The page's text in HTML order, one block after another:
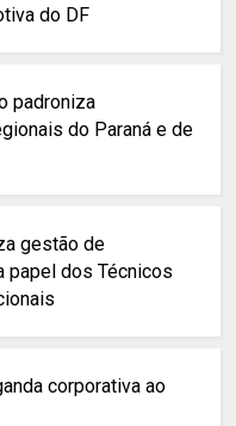
do DF
padroniza
do Paraná e de
gestão de
papel dos Técnicos
corporativa ao